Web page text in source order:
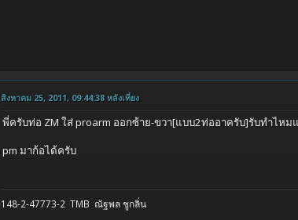
สิงหาคม 25, 2011, 09:44:38 หลังเที่ยง
พี่ครับท่อ ZM ใส่ proarm ออกซ้าย-ขวา[แบบ2ท่ออาครับ]รับทำไหม
pm มาก้อได้ครับ
148-2-47773-2 TMB ณัฐพล ชูกลิ่น